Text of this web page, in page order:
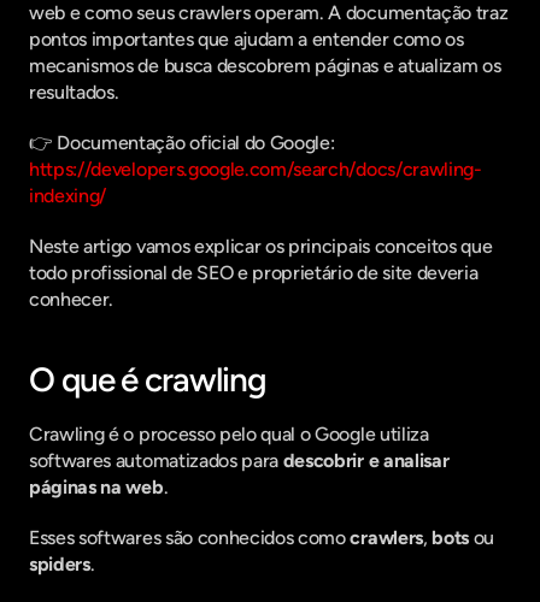
web e como seus crawlers operam. A documentação traz
pontos importantes que ajudam a entender como os
mecanismos de busca descobrem páginas e atualizam os
resultados.
👉 Documentação oficial do Google:
https://developers.google.com/search/docs/crawling-
indexing/
Neste artigo vamos explicar os principais conceitos que
todo profissional de SEO e proprietário de site deveria
conhecer.
O que é crawling
Crawling é o processo pelo qual o Google utiliza
softwares automatizados para descobrir e analisar
páginas na web.
Esses softwares são conhecidos como crawlers, bots
spiders.